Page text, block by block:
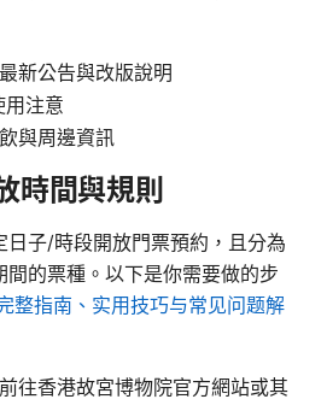
新公告與改版說明
注意
與周邊資訊
時間與規則
日子/時段開放門票預約，且分為
間的票種。以下是你需要做的步
整指南、实用技巧与常见问题解
往香港故宮博物院官方網站或其